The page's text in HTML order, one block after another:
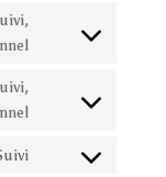
service
Consent
service
Consent
service
Consent